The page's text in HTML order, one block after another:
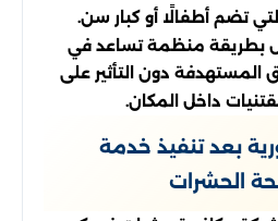
تضم أطفالًا أو كبار سن.
بطريقة منظمة تساعد في
دون التأثير على
داخل المكان.
بعد تنفيذ خدمة
الحشرات